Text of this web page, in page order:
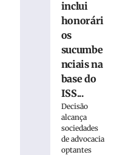
Tradição
gaúcha
toma
conta
inclui
honorári
os
sucumbe
nciais na
base do
ISS...
Decisão
alcança
sociedades
de advocacia
optantes